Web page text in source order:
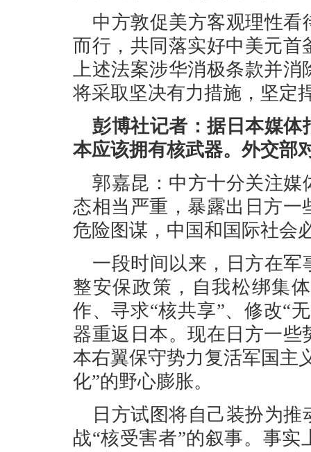
中方敦促美方客观理性
而行，共同落实好中美元
上述法案涉华消极条款并
将采取坚决有力措施，坚定
彭博社记者：据日本媒体
本应该拥有核武器。外交部
郭嘉昆：中方十分关注媒
态相当严重，暴露出日方
危险图谋，中国和国际社会
一段时间以来，日方在
整安保政策，自我松绑集
作、寻求“核共享”、修改“
器重返日本。现在日方一
本右翼保守势力复活军国主
化”的野心膨胀。
日方试图将自己装扮为
战“核受害者”的叙事。事